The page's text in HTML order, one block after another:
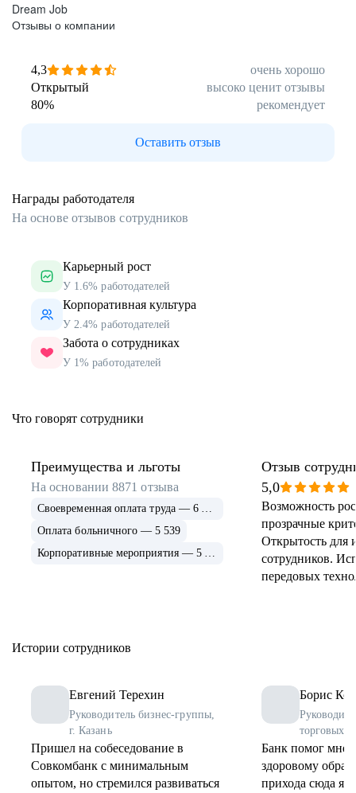
Dream Job
Отзывы о компании
4,3
очень хорошо
Открытый
высоко ценит отзывы
80% рекомендует
Оставить отзыв
Награды работодателя
На основе отзывов сотрудников
Карьерный рост
У 1.6% работодателей
Корпоративная культура
У 2.4% работодателей
Забота о сотрудниках
У 1% работодателей
Что говорят сотрудники
Преимущества и льготы
На основании8871 отзыва
Своевременная оплата труда — 6 915
Оплата больничного — 5 539
Корпоративные мероприятия — 5 339
Отзыв
5,0
Возможность
прозрачные
Открытость для
сотрудников.
передовых
Истории сотрудников
Евгений Терехин
Руководитель бизнес-группы,
г. Казань
Пришел на собеседование в
Совкомбанк с минимальным
опытом, но стремился развиваться
Борис
торговых
Банк помог мне
здоровому
прихода сюда я